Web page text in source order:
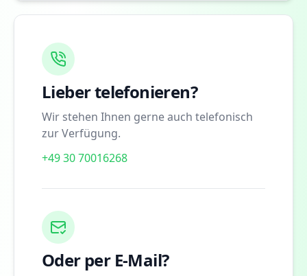
Lieber telefonieren?
Wir stehen Ihnen gerne auch telefonisch
zur Verfügung.
+49 30 70016268
Oder per E-Mail?